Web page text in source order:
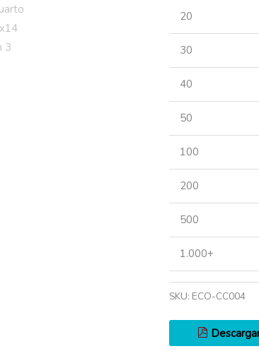
20
30
40
50
100
200
500
1.000+
SKU: ECO-CC004